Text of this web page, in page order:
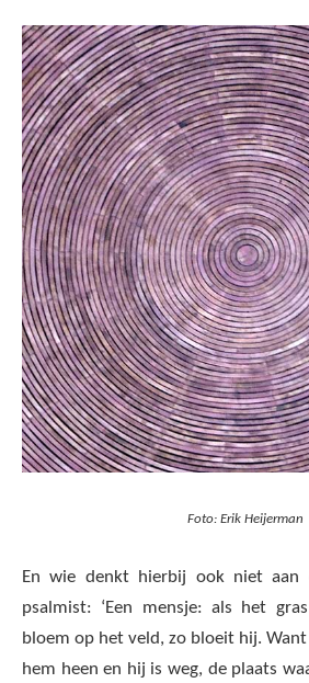
Foto: Erik Heijerman
En wie denkt hierbij ook niet aan
psalmist: ‘Een mensje: als het
bloem op het veld, zo bloeit hij.
hem heen en hij is weg, de plaats